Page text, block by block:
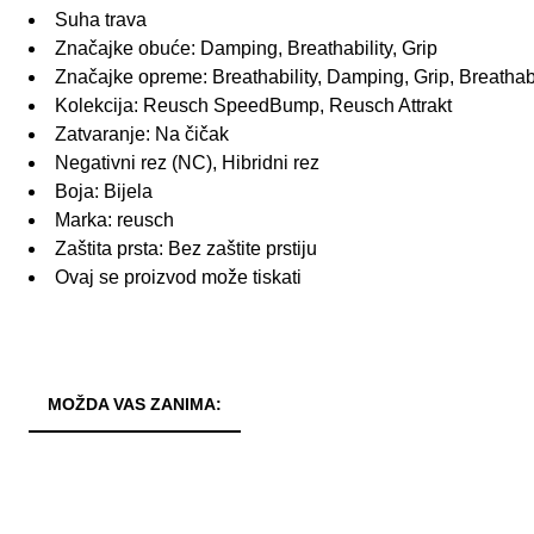
Suha trava
Značajke obuće: Damping, Breathability, Grip
Značajke opreme: Breathability, Damping, Grip,
Kolekcija: Reusch SpeedBump, Reusch Attrakt
Zatvaranje: Na čičak
Negativni rez (NC), Hibridni rez
Boja: Bijela
Marka: reusch
Zaštita prsta: Bez zaštite prstiju
Ovaj se proizvod može tiskati
MOŽDA VAS ZANIMA: